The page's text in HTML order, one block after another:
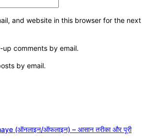
and website in this browser for the next
comments by email.
by email.
(ऑनलाइन/ऑफलाइन) – आसान तरीका और पूरी